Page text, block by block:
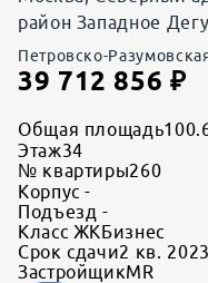
район Западное
Петровско-
39 712 856 ₽
Общая площадь
Этаж34
№ квартиры260
Корпус -
Подъезд -
Класс ЖКБизнес
Срок сдачи2 кв. 2023
ЗастройщикMR